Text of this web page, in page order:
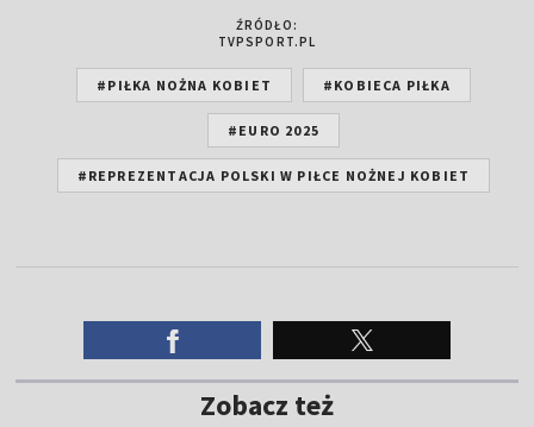
ŹRÓDŁO:
TVPSPORT.PL
#PIŁKA NOŻNA KOBIET #KOBIECA PIŁKA
#EURO 2025
#REPREZENTACJA POLSKI W PIŁCE NOŻNEJ KOBIET
Zobacz też